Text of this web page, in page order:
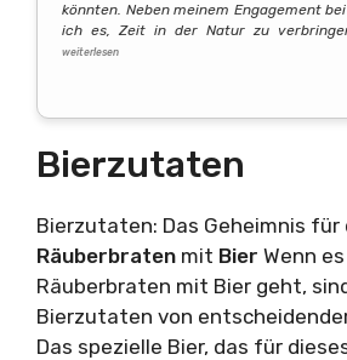
könnten. Neben meinem Engagement
ich es, Zeit in der Natur zu
weiterlesen
Bierzutaten
Bierzutaten: Das Geheimnis
Räuberbraten mit Bier Wenn
Räuberbraten mit Bier geht,
Bierzutaten von
Das spezielle Bier, das für